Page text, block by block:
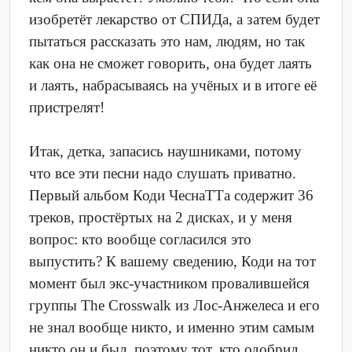
изобретёт лекарство от СПИДа, а затем будет
пытаться рассказать это нам, людям, но так
как она не сможет говорить, она будет лаять
и лаять, набрасываясь на учёных и в итоге её
пристрелят!
Итак, детка, запасись наушниками, потому
что все эти песни надо слушать приватно.
Первый альбом Коди ЧеснаТТа содержит 36
треков, простёртых на 2 дисках, и у меня
вопрос: кто вообще согласился это
выпустить? К вашему сведению, Коди на тот
момент был экс-участником провалившейся
группы The Crosswalk из Лос-Анжелеса и его
не знал вообще никто, и именно этим самым